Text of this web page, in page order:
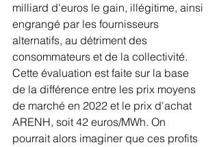
milliard d'euros le gain, illégitime, ainsi
engrangé par les fournisseurs
alternatifs, au détriment des
consommateurs et de la collectivité.
Cette évaluation est faite sur la base
de la différence entre les prix moyens
de marché en 2022 et le prix d'achat
ARENH, soit 42 euros/MWh. On
pourrait alors imaginer que ces profits